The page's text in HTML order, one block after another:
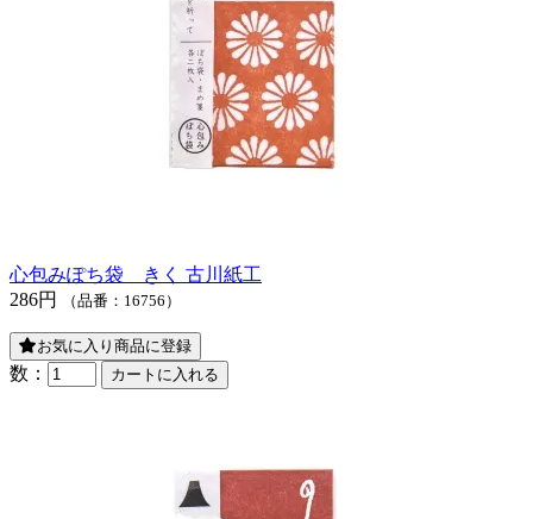
心包みぽち袋 きく 古川紙工
286円
（品番：16756）
お気に入り商品に登録
数：